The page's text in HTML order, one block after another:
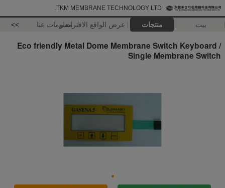
TKM MEMBRANE TECHNOLOGY LTD.
بيت منتجات عرض الواقع الافتراضيمعلومات عنا >>
Eco friendly Metal Dome Membrane Switch Keyboard /
Single Membrane Switch